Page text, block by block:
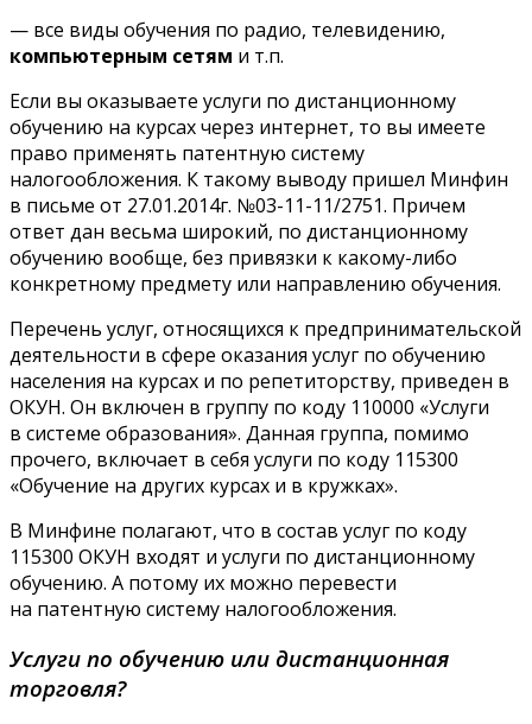
— все виды обучения по радио, телевидению,
компьютерным сетям и т.п.
Если вы оказываете услуги по дистанционному
обучению на курсах через интернет, то вы имеете
право применять патентную систему
налогообложения. К такому выводу пришел Минфин
в письме от 27.01.2014г. №03-11-11/2751. Причем
ответ дан весьма широкий, по дистанционному
обучению вообще, без привязки к какому-либо
конкретному предмету или направлению обучения.
Перечень услуг, относящихся к предпринимательской
деятельности в сфере оказания услуг по обучению
населения на курсах и по репетиторству, приведен в
ОКУН. Он включен в группу по коду 110000 «Услуги
в системе образования». Данная группа, помимо
прочего, включает в себя услуги по коду 115300
«Обучение на других курсах и в кружках».
В Минфине полагают, что в состав услуг по коду
115300 ОКУН входят и услуги по дистанционному
обучению. А потому их можно перевести
на патентную систему налогообложения.
Услуги по обучению или дистанционная
торговля?